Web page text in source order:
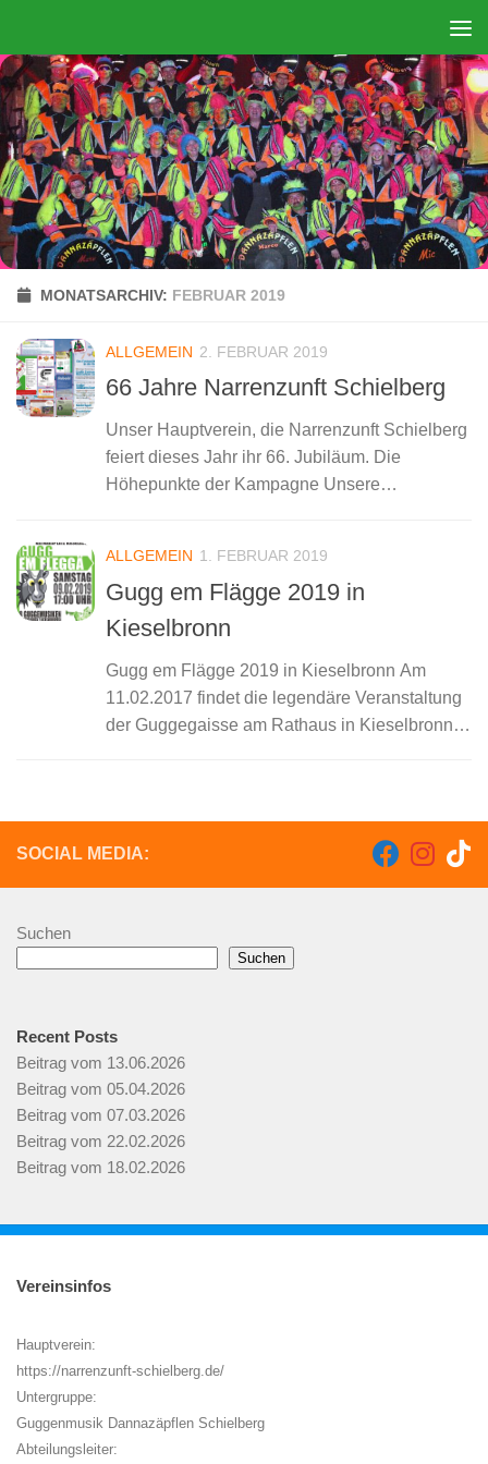
MONATSARCHIV: FEBRUAR 2019
ALLGEMEIN 2. FEBRUAR 2019
66 Jahre Narrenzunft Schielberg
Unser Hauptverein, die Narrenzunft Schielberg
feiert dieses Jahr ihr 66. Jubiläum. Die
Höhepunkte der Kampagne Unsere
Schielberger Faset ein, unter...
ALLGEMEIN 1. FEBRUAR 2019
Gugg em Flägge 2019 in
Kieselbronn
Gugg em Flägge 2019 in Kieselbronn Am
11.02.2017 findet die legendäre Veranstaltung
der Guggegaisse am Rathaus in Kieselbronn
SOCIAL MEDIA:
Suchen
Suchen
Recent Posts
Beitrag vom 13.06.2026
Beitrag vom 05.04.2026
Beitrag vom 07.03.2026
Beitrag vom 22.02.2026
Beitrag vom 18.02.2026
Vereinsinfos
Hauptverein:
https://narrenzunft-schielberg.de/
Untergruppe:
Guggenmusik Dannazäpflen Schielberg
Abteilungsleiter: